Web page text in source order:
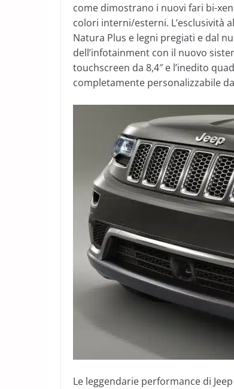
come dimostrano i nuovi fari bi-
colori interni/esterni. L’esclusività
Natura Plus e legni pregiati e dal
dell’infotainment con il nuovo
touchscreen da 8,4″ e l’inedito
completamente personalizzabile
Le leggendarie performance di